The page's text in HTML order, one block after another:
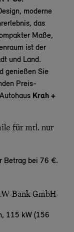
moderne
das
Maße,
ist der
und Land.
genießen Sie
Preis-
Krah +
für mtl. nur
Betrag bei 76 €.
Bank GmbH
115 kW (156